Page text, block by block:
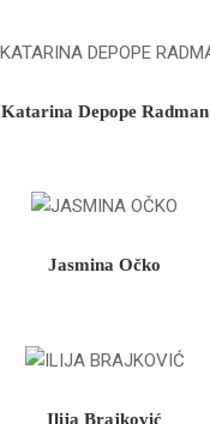
Katarina Depope Radman
Jasmina Očko
Ilija Brajković